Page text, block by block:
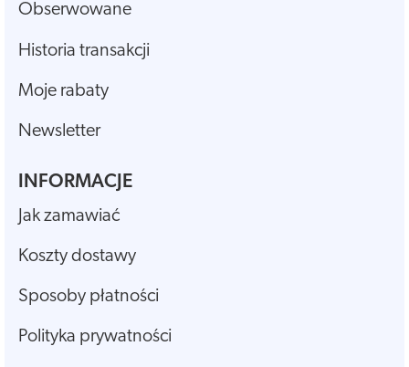
Obserwowane
Historia transakcji
Moje rabaty
Newsletter
INFORMACJE
Jak zamawiać
Koszty dostawy
Sposoby płatności
Polityka prywatności